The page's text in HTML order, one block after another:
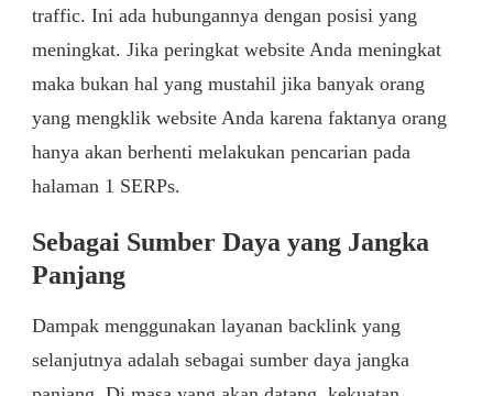
traffic. Ini ada hubungannya dengan posisi yang
meningkat. Jika peringkat website Anda meningkat
maka bukan hal yang mustahil jika banyak orang
yang mengklik website Anda karena faktanya orang
hanya akan berhenti melakukan pencarian pada
halaman 1 SERPs.
Sebagai Sumber Daya yang Jangka
Panjang
Dampak menggunakan layanan backlink yang
selanjutnya adalah sebagai sumber daya jangka